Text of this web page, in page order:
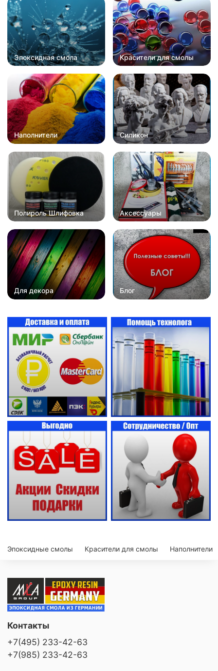
Эпоксидная смола Красители для смолы
Наполнители Силикон
Полироль Шлифовка Аксессуары
Для декора Блог
Эпоксидные смолы Красители для смолы Наполнители
Контакты
+7(495) 233-42-63
+7(985) 233-42-63